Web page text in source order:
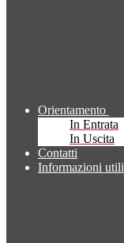
Orientamento
In Entrata
In Uscita
Contatti
Informazioni utili